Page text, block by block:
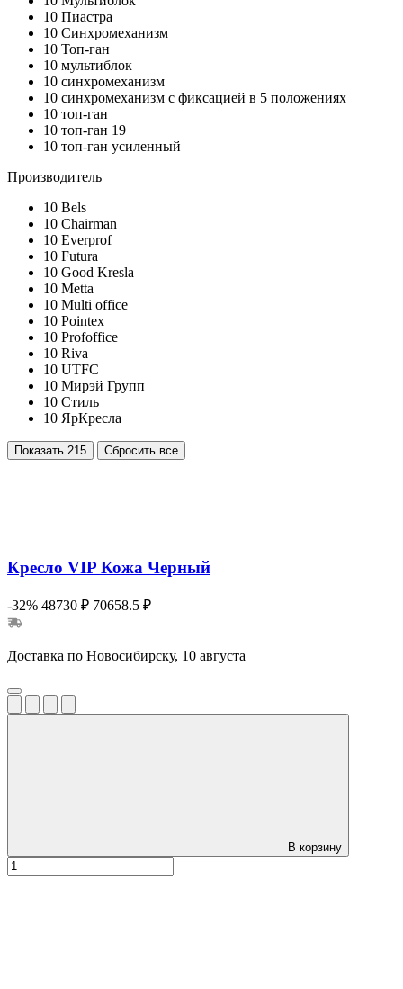
10 Пиастра
10 Синхромеханизм
10 Топ-ган
10 мультиблок
10 синхромеханизм
10 синхромеханизм с фиксацией в 5 положениях
10 топ-ган
10 топ-ган 19
10 топ-ган усиленный
Производитель
10 Bels
10 Chairman
10 Everprof
10 Futura
10 Good Kresla
10 Metta
10 Multi office
10 Pointex
10 Profoffice
10 Riva
10 UTFC
10 Мирэй Групп
10 Стиль
10 ЯрКресла
Показать 215 Сбросить все
Кресло VIP Кожа Черный
-32% 48730 ₽ 70658.5 ₽
Доставка по Новосибирску, 10 августа
В корзину